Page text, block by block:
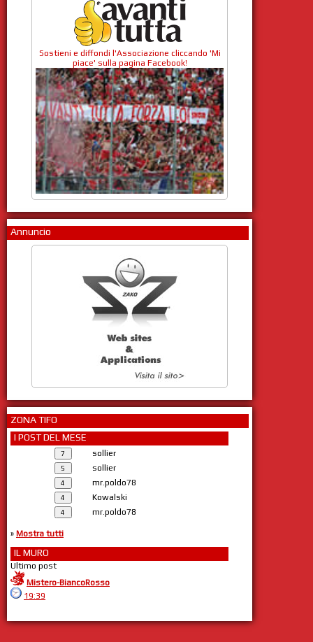
Sostieni e diffondi l'Associazione cliccando 'Mi
piace' sulla pagina Facebook!
Annuncio
ZONA TIFO
I POST DEL MESE
sollier
sollier
mr.poldo78
Kowalski
mr.poldo78
» Mostra tutti
IL MURO
Ultimo post
Mistero-BiancoRosso
19:39